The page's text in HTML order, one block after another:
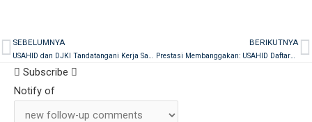
Prev
SEBELUMNYA BERIKUTNYA
Prestasi Membanggakan: USAHID Daftarkan 100 HAKI, Dirjen DJKI Sampaikan Apresiasi
Subscribe
Notify of